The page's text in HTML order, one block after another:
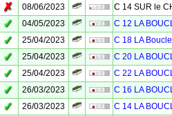
✗ 08/06/2023
C 14 SUR le
✓ 04/05/2023
C 12 LA
✓ 25/04/2023
C 18 LA
✓ 25/04/2023
C 20 LA
✓ 25/04/2023
C 22 LA
✓ 26/03/2023
C 16 LA
✓ 26/03/2023
C 14 LA